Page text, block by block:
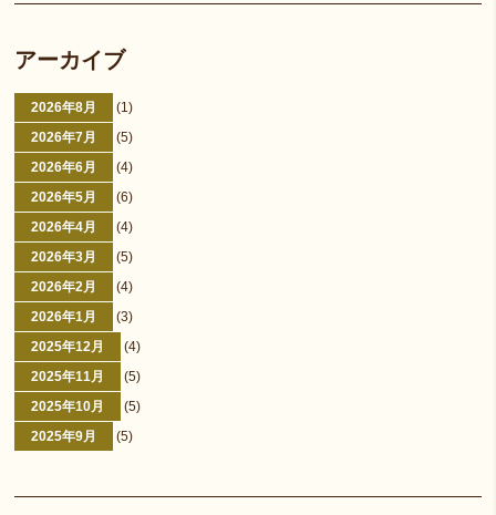
アーカイブ
2026年8月
(1)
2026年7月
(5)
2026年6月
(4)
2026年5月
(6)
2026年4月
(4)
2026年3月
(5)
2026年2月
(4)
2026年1月
(3)
2025年12月
(4)
2025年11月
(5)
2025年10月
(5)
2025年9月
(5)